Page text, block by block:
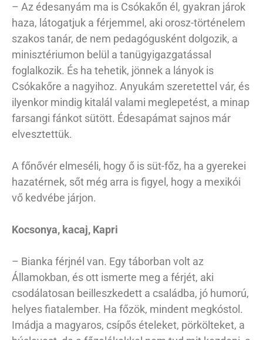
– Az édesanyám ma is Csókakőn él, gyakran járok
haza, látogatjuk a férjemmel, aki orosz-történelem
szakos tanár, de nem pedagógusként dolgozik, a
minisztériumon belül a tanügyigazgatással
foglalkozik. És ha tehetik, jönnek a lányok is
Csókakőre a nagyihoz. Anyukám szeretettel vár, és
ilyenkor mindig kitalál valami meglepetést, a minap
farsangi fánkot sütött. Édesapámat sajnos már
elvesztettük.
A főnővér elmeséli, hogy ő is süt-főz, ha a gyerekei
hazatérnek, sőt még arra is figyel, hogy a mexikói
vő kedvébe járjon.
Kocsonya, kacaj, Kapri
– Bianka férjnél van. Egy táborban volt az
Államokban, és ott ismerte meg a férjét, aki
csodálatosan beilleszkedett a családba, jó humorú,
helyes fiatalember. Ha főzök, mindent megkóstol.
Imádja a magyaros, csípős ételeket, pörkölteket, a